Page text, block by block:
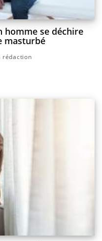
homme se déchire
masturbé
rédaction